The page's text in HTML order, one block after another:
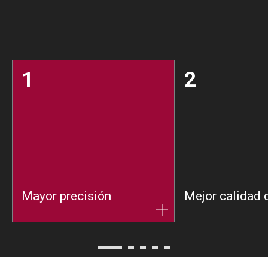
1
Mayor precisión
2
Mejor calidad